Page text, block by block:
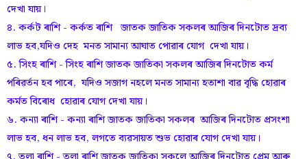
দেখা যায়‌।
৪. কৰ্কট ৰাশি - কৰ্কত ৰাশি জাতক জাতিক সকলৰ আজিৰ দিনটোত দ্ৰব্য
লাভ হব,যদিও দেহ মনত সামান্য আঘাত পোৱাৰ যোগ দেখা যায়।
৫. সিংহ ৰাশি - সিংহ ৰাশি জাতক জাতিকা সকলৰ আজিৰ দিনটোত কৰ্ম
পৰিৱৰ্তন হব পাৰে, যদিও সজাগ নহলে মনত সামান্য হতাশা বাৱ বৃদ্ধি হোৱাৰ
কৰ্মত বিৰোধ হোৱাৰ যোগ দেখা যায়।
৬. কন্যা ৰাশি - কন্যা ৰাশি জাতক জাতিকা সকলৰ আজিৰ দিনটোত প্ৰসংশা
লাভ হব, ধন লাভ হব, লগতে ব্যৱসায়ত শুভ হোৱাৰ যোগ দেখা যায়।